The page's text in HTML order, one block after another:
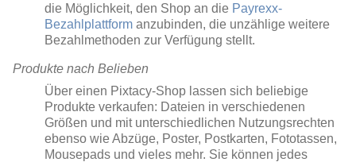
die Möglichkeit, den Shop an die Payrexx-
Bezahlplattform anzubinden, die unzählige weitere
Bezahlmethoden zur Verfügung stellt.
Produkte nach Belieben
Über einen Pixtacy-Shop lassen sich beliebige
Produkte verkaufen: Dateien in verschiedenen
Größen und mit unterschiedlichen Nutzungsrechten
ebenso wie Abzüge, Poster, Postkarten, Fototassen,
Mousepads und vieles mehr. Sie können jedes